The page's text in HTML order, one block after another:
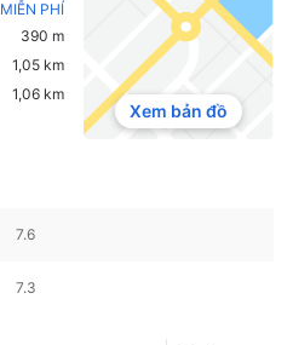
MIỄN PHÍ
390 m
1,05 km
1,06 km
Xem bản đồ
7.6
7.3